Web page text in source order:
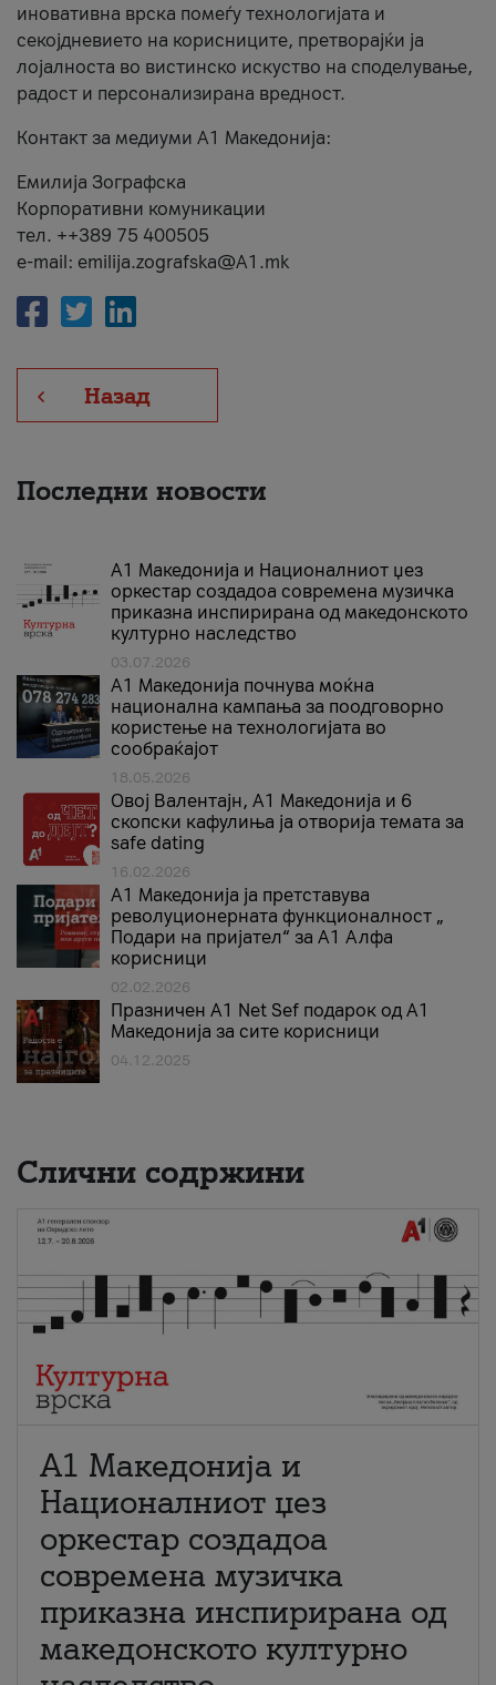
иновативна врска помеѓу технологијата и
секојдневието на корисниците, претворајќи ја
лојалноста во вистинско искуство на споделување,
радост и персонализирана вредност.
Контакт за медиуми А1 Македонија:
Емилија Зографска
Корпоративни комуникации
тел. ++389 75 400505
e-mail: emilija.zografska@A1.mk
Назад
Последни новости
А1 Македонија и Националниот џез
оркестар создадоа современа музичка
приказна инспирирана од македонското
културно наследство
03.07.2026
A1 Македонија почнува моќна
национална кампања за поодговорно
користење на технологијата во
сообраќајот
18.05.2026
Овој Валентајн, A1 Македонија и 6
скопски кафулиња ја отворија темата за
safe dating
16.02.2026
А1 Македонија ја претставува
револуционерната функционалност „
Подари на пријател“ за А1 Алфа
корисници
02.02.2026
Празничен A1 Net Sеf подарок од А1
Македонија за сите корисници
04.12.2025
Слични содржини
А1 Македонија и
Националниот џез
оркестар создадоа
современа музичка
приказна инспирирана од
македонското културно